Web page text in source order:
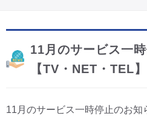
11月のサービス一
【TV・NET・TEL】
11月のサービス一時停止のお
サービスエリア
CM・広告掲載